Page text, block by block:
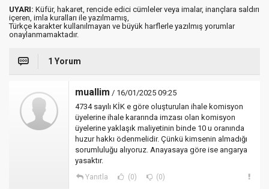
UYARI: Küfür, hakaret, rencide edici cümleler veya imalar, inançlara saldırı
içeren, imla kuralları ile yazılmamış,
Türkçe karakter kullanılmayan ve büyük harflerle yazılmış yorumlar
onaylanmamaktadır.
1 Yorum
muallim / 16/01/2025 09:25
4734 sayılı KİK e göre oluşturulan ihale komisyon
üyelerine ihale kararında imzası olan komisyon
üyelerine yaklaşık maliyetinin binde 10 u oranında
huzur hakkı ödenmelidir. Çünkü kimsenin almadığı
sorumluluğu alıyoruz. Anayasaya göre ise angarya
yasaktır.
Yanıtla (0) (0)